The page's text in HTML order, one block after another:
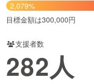
・ヘルスケア
2,079%
目標金額は300,000円
支援者数
282人